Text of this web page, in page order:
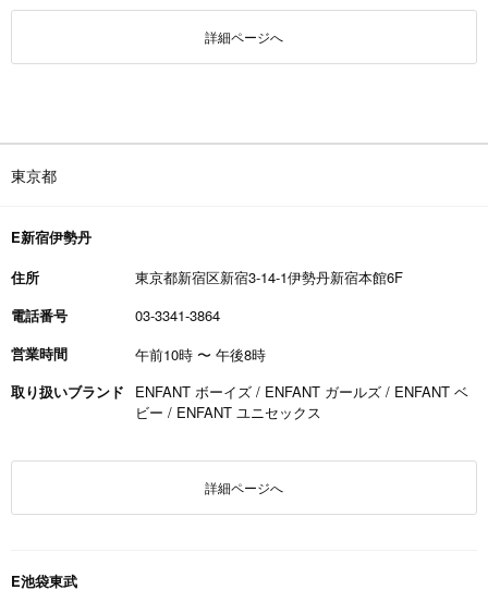
詳細ページへ
東京都
E新宿伊勢丹
住所
東京都新宿区新宿3-14-1伊勢丹新宿本館6F
電話番号
03-3341-3864
営業時間
午前10時 〜 午後8時
取り扱いブランド
ENFANT ボーイズ / ENFANT ガールズ / ENFANT ベ
ビー / ENFANT ユニセックス
詳細ページへ
E池袋東武